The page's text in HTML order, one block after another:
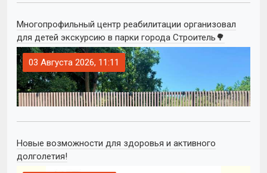
Многопрофильный центр реабилитации организовал
для детей экскурсию в парки города Строитель🌳
03 Августа 2026, 11:11
Новые возможности для здоровья и активного
долголетия!